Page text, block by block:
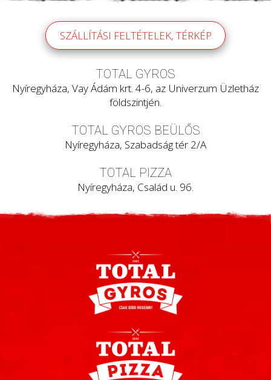
SZÁLLÍTÁSI FELTÉTELEK, TÉRKÉP
TOTAL GYROS
Nyíregyháza, Vay Ádám krt. 4-6, az Univerzum Üzletház
földszintjén.
TOTAL GYROS BEÜLŐS
Nyíregyháza, Szabadság tér 2/A
TOTAL PIZZA
Nyíregyháza, Család u. 96.